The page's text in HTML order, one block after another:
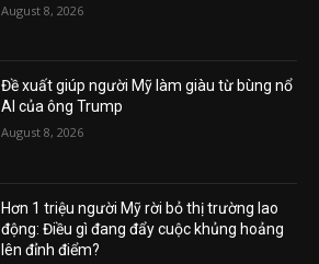
August 8, 2026
Đề xuất giúp người Mỹ làm giàu từ bùng nổ
AI của ông Trump
August 8, 2026
Hơn 1 triệu người Mỹ rời bỏ thị trường lao
động: Điều gì đang đẩy cuộc khủng hoảng
lên đỉnh điểm?